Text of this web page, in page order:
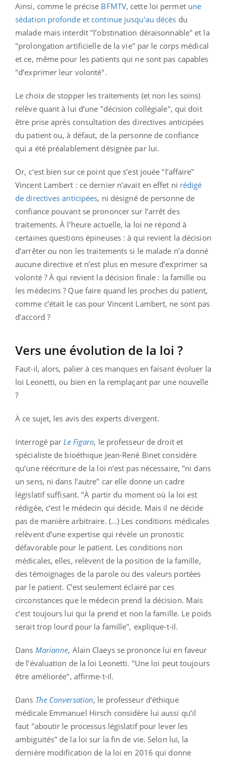
Ainsi, comme le précise BFMTV, cette loi permet une
sédation profonde et continue jusqu’au décès du
malade mais interdit "l’obstination déraisonnable" et la
"prolongation artificielle de la vie" par le corps médical
et ce, même pour les patients qui ne sont pas capables
"d’exprimer leur volonté".
Le choix de stopper les traitements (et non les soins)
relève quant à lui d’une "décision collégiale", qui doit
être prise après consultation des directives anticipées
du patient ou, à défaut, de la personne de confiance
qui a été préalablement désignée par lui.
Or, c’est bien sur ce point que s’est jouée "l’affaire"
Vincent Lambert : ce dernier n’avait en effet ni rédigé
de directives anticipées, ni désigné de personne de
confiance pouvant se prononcer sur l’arrêt des
traitements. À l’heure actuelle, la loi ne répond à
certaines questions épineuses : à qui revient la décision
d’arrêter ou non les traitements si le malade n’a donné
aucune directive et n’est plus en mesure d’exprimer sa
volonté ? À qui revient la décision finale : la famille ou
les médecins ? Que faire quand les proches du patient,
comme c’était le cas pour Vincent Lambert, ne sont pas
d’accord ?
Vers une évolution de la loi ?
Faut-il, alors, palier à ces manques en faisant évoluer la
loi Leonetti, ou bien en la remplaçant par une nouvelle
?
À ce sujet, les avis des experts divergent.
Interrogé parLe Figaro, le professeur de droit et
spécialiste de bioéthique Jean-René Binet considère
qu’une réécriture de la loi n’est pas nécessaire, "ni dans
un sens, ni dans l’autre" car elle donne un cadre
législatif suffisant. "À partir du moment où la loi est
rédigée, c’est le médecin qui décide. Mais il ne décide
pas de manière arbitraire. (…) Les conditions médicales
relèvent d’une expertise qui révèle un pronostic
défavorable pour le patient. Les conditions non
médicales, elles, relèvent de la position de la famille,
des témoignages de la parole ou des valeurs portées
par le patient. C’est seulement éclairé par ces
circonstances que le médecin prend la décision. Mais
c’est toujours lui qui la prend et non la famille. Le poids
serait trop lourd pour la famille", explique-t-il.
Dans Marianne, Alain Claeys se prononce lui en faveur
de l’évaluation de la loi Leonetti. "Une loi peut toujours
être améliorée", affirme-t-il.
Dans The Conversation, le professeur d’éthique
médicale Emmanuel Hirsch considère lui aussi qu’il
faut "aboutir le processus législatif pour lever les
ambiguïtés" de la loi sur la fin de vie. Selon lui, la
dernière modification de la loi en 2016 qui donne